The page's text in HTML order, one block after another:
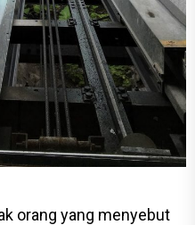
orang yang menyebut